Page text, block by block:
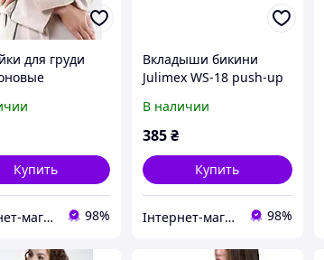
для груди
Купить
Інтернет-магазин "Carmen" 98%
Вкладыши бикини
Julimex WS-18 push-up
В наличии
385₴
Купить
Інтернет-магазин "Carmen" 98%